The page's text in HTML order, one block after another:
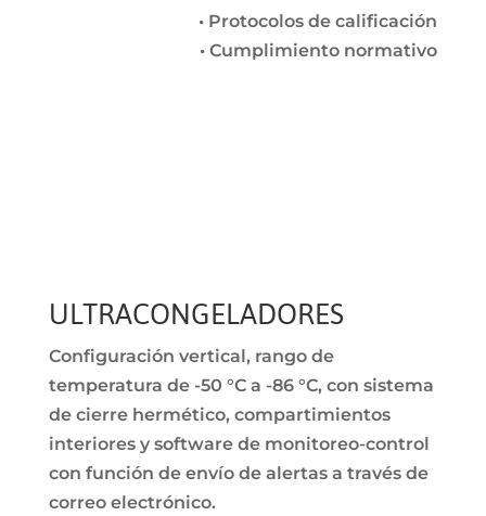
• Protocolos de calificación
• Cumplimiento normativo
ULTRACONGELADORES
Configuración vertical, rango de
temperatura de -50 °C a -86 °C, con sistema
de cierre hermético, compartimientos
interiores y software de monitoreo-control
con función de envío de alertas a través de
correo electrónico.